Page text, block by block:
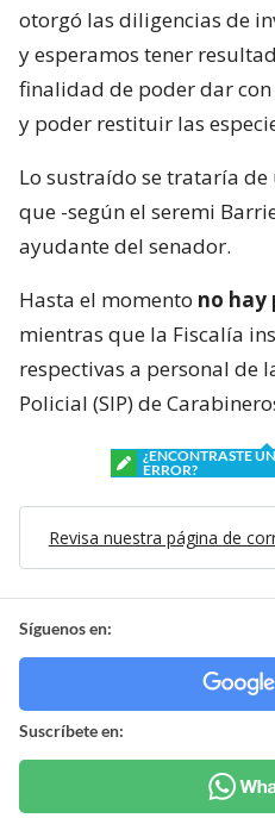
otorgó las diligencias de
y esperamos tener
finalidad de poder dar
y poder restituir las
Lo sustraído se trataría
que -según el seremi
ayudante del senador.
Hasta el momento no hay
mientras que la Fiscalía
respectivas a personal de
Policial (SIP) de
¿ENCONTRASTE UN
ERROR?
Revisa nuestra página de
Síguenos en:
Suscríbete en: